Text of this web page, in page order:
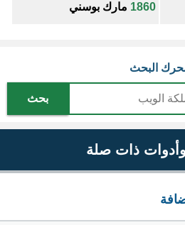
1860 مارك بوسني
البحث
بحث
ذات صلة